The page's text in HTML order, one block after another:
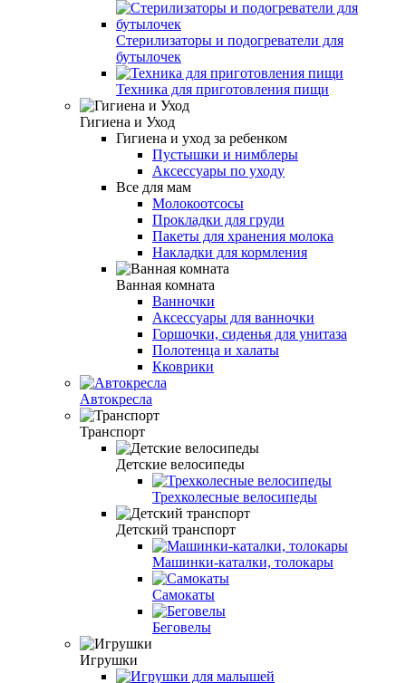
Стерилизаторы и подогреватели для
бутылочек
Техника для приготовления пищи
Гигиена и Уход
Гигиена и уход за ребенком
Пустышки и нимблеры
Аксессуары по уходу
Все для мам
Молокоотсосы
Прокладки для груди
Пакеты для хранения молока
Накладки для кормления
Ванная комната
Ванночки
Аксессуары для ванночки
Горшочки, сиденья для унитаза
Полотенца и халаты
Кковрики
Автокресла
Транспорт
Детские велосипеды
Трехколесные велосипеды
Детский транспорт
Машинки-каталки, толокары
Самокаты
Беговелы
Игрушки